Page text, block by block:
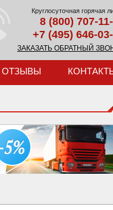
Круглосуточная горячая
8 (800) 707-
+7 (495) 646-
ЗАКАЗАТЬ ОБРАТНЫЙ
ОТЗЫВЫ